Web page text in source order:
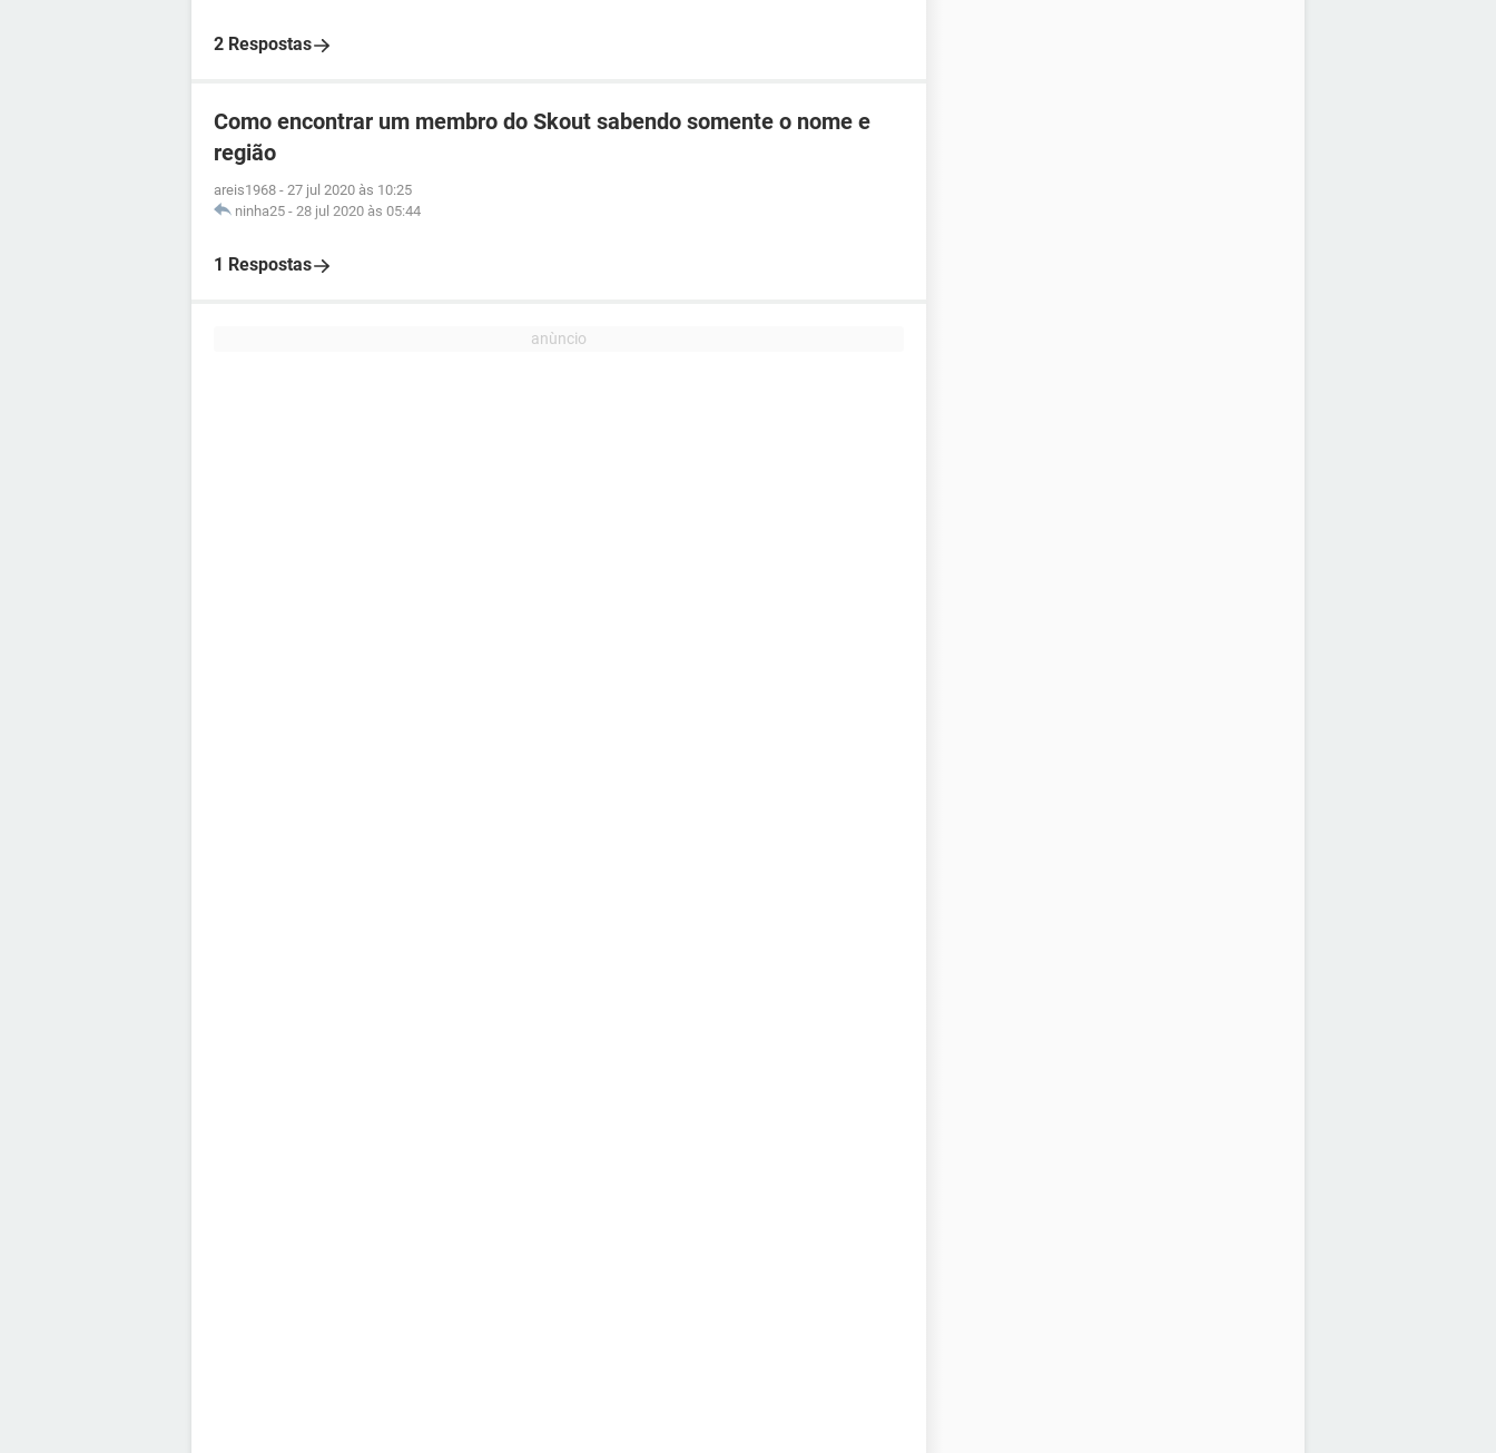
2 Respostas
Como encontrar um membro do Skout sabendo somente o nome e
região
areis1968 - 27 jul 2020 às 10:25
ninha25 - 28 jul 2020 às 05:44
1 Respostas